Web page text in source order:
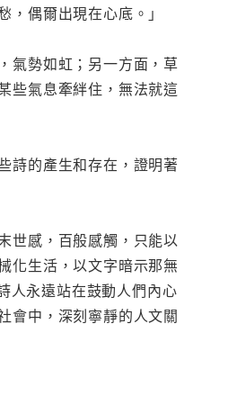
偶爾出現在心底。」
氣勢如虹；另一方面，草
些氣息牽絆住，無法就這
詩的產生和存在，證明著
世感，百般感觸，只能以
化生活，以文字暗示那無
永遠站在鼓動人們內心
會中，深刻寧靜的人文關